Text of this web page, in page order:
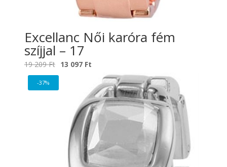
Excellanc Női karóra fém
szíjjal – 17
19 209Ft Original
price
209 Ft.
13 097 Ft
price
is:
13
097 Ft.
-37%